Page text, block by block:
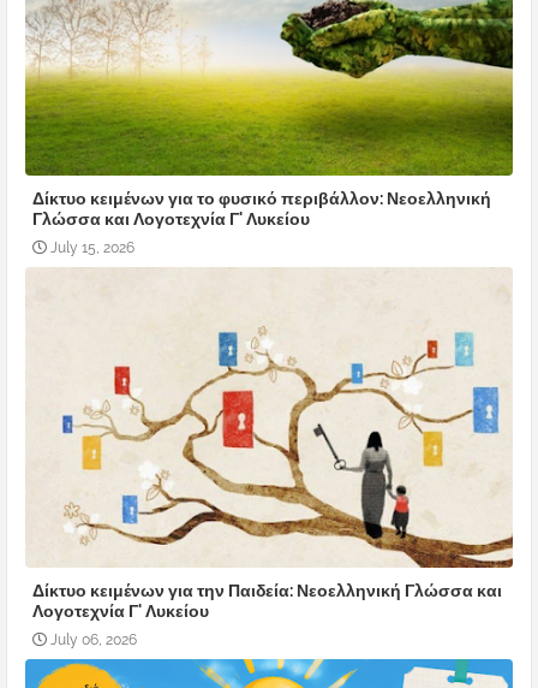
Δίκτυο κειμένων για το φυσικό περιβάλλον: Νεοελληνική
Γλώσσα και Λογοτεχνία Γ' Λυκείου
July 15, 2026
Δίκτυο κειμένων για την Παιδεία: Νεοελληνική Γλώσσα και
Λογοτεχνία Γ' Λυκείου
July 06, 2026